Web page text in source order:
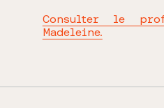
Consulter le
Madeleine.